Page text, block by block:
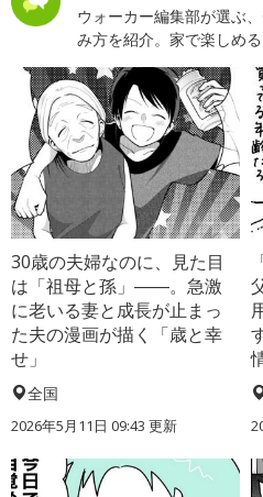
ウォーカー編集部が選ぶ
み方を紹介。家で楽しめ
30歳の夫婦なのに、見た目
は「祖母と孫」――。急激
に老いる妻と成長が止まっ
た夫の漫画が描く「歳と幸
せ」
全国
2026年5月11日 09:43 更新